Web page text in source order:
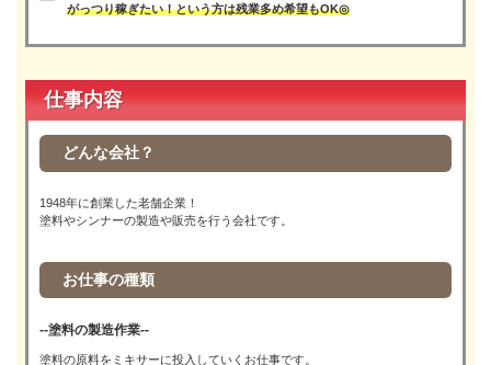
がっつり稼ぎたい！という方は残業多め希望もOK◎
仕事内容
どんな会社？
1948年に創業した老舗企業！
塗料やシンナーの製造や販売を行う会社です。
お仕事の種類
--塗料の製造作業--
塗料の原料をミキサーに投入していくお仕事です。